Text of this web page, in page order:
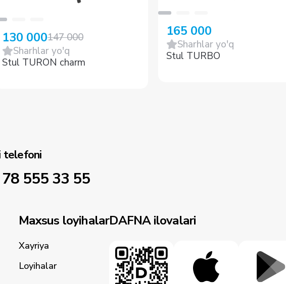
130 000147 000
Sharhlar yo'q
Stul TURON charm
165 000
Sharhlar yo'q
Stul TURBO
telefoni
555 33 55
Maxsus loyihalar
Xayriya
Loyihalar
DAFNA ilovalari